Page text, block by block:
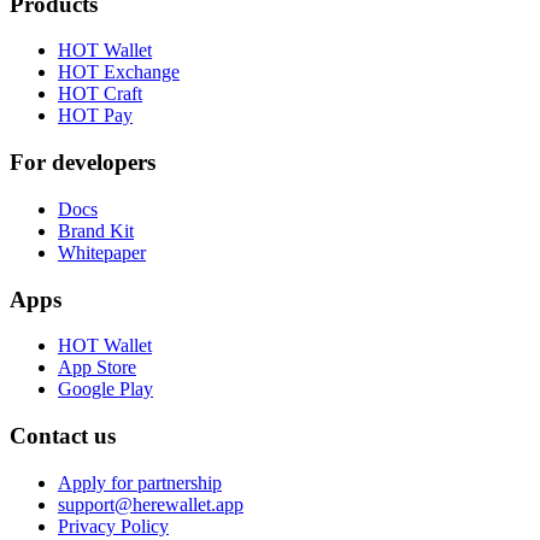
HOT Wallet
HOT Exchange
HOT Craft
HOT Pay
For developers
Docs
Brand Kit
Whitepaper
Apps
HOT Wallet
App Store
Google Play
Contact us
Apply for partnership
support@herewallet.app
Privacy Policy